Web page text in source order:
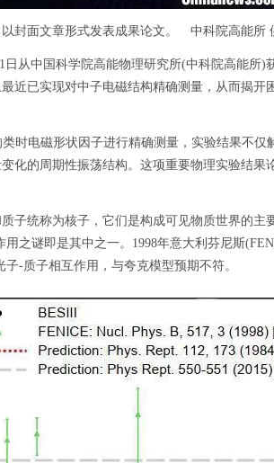
以封面文章形式发表成果论文。 中科院高能所
从中国科学院高能物理研究所(中科院高能所)
近已实现对中子电磁结构精确测量，从而揭开
电磁形状因子进行精确测量，实验结果不仅
化的周期性振荡结构。这项重要物理实验结果
统称为核子，它们是构成可见物质世界的主
之谜即是其中之一。1998年意大利芬尼斯
-质子相互作用，与夸克模型预期不符。